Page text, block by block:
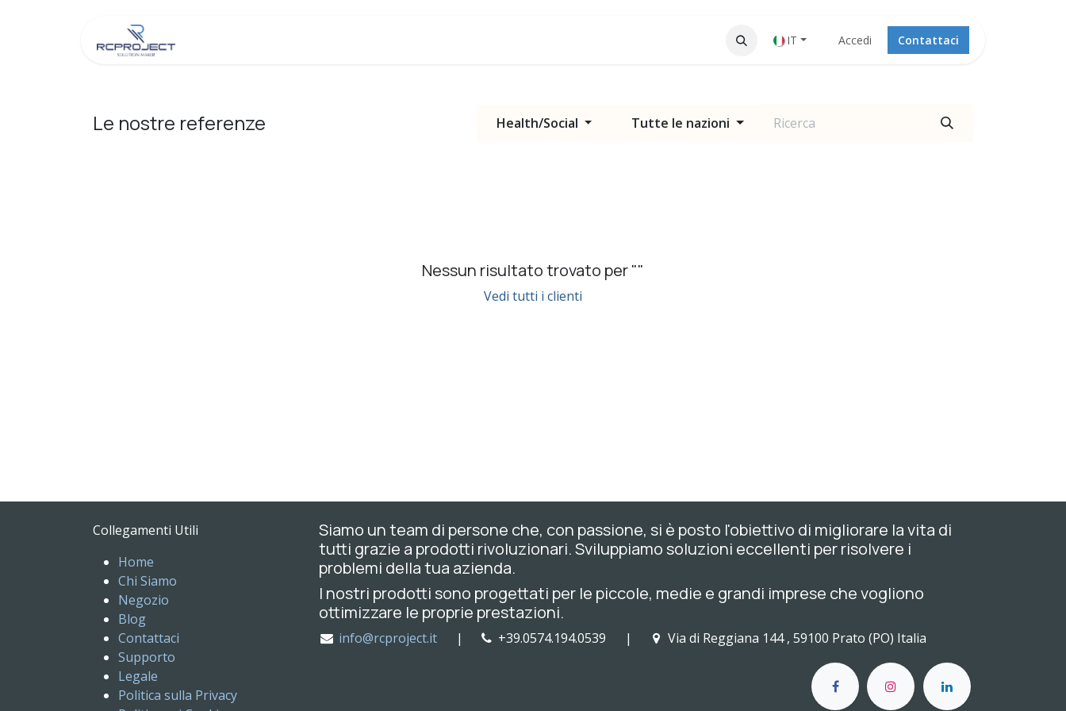
IT Accedi Contattaci
Le nostre referenze Health/Social Tutte le nazioni
Nessun risultato trovato per ""
Vedi tutti i clienti
Collegamenti Utili
Home
Chi Siamo
Negozio
Blog
Contattaci
Supporto
Legale
Politica sulla Privacy
Siamo un team di persone che, con passione, si è posto l'obiettivo di migliorare la vita di
tutti grazie a prodotti rivoluzionari. Sviluppiamo soluzioni eccellenti per risolvere i
problemi della tua azienda.
I nostri prodotti sono progettati per le piccole, medie e grandi imprese che vogliono
ottimizzare le proprie prestazioni.
info@rcproject.it| +39.0574.194.0539 | Via di Reggiana 144 , 59100 Prato (PO) Italia